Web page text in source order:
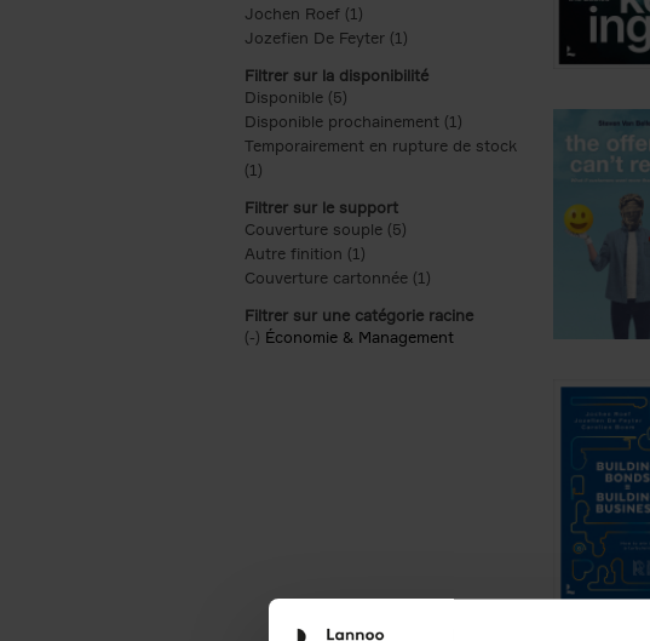
Jochen Roef (1)
Jozefien De Feyter (1) Apply Jozefien De Feyter filter
Filtrer sur la disponibilité
Disponible (5)
Disponible prochainement (1) Apply Disponible
Temporairement en rupture de stock
(1) Apply Temporairement en rupture de stock filter
Filtrer sur le support
Couverture souple (5) Apply Couverture souple filter
Autre finition (1)
Couverture cartonnée (1)
Filtrer sur une catégorie racine
(-) Remove Économie & Management filter
Économie & Management